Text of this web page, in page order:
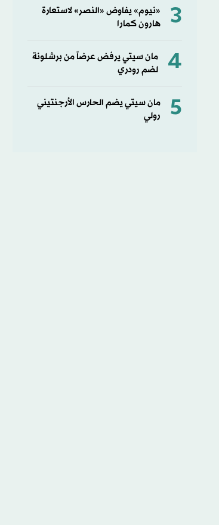
3
«نيوم» يفاوض «النصر» لاستعارة
هارون كمارا
4
مان سيتي يرفض عرضاً من برشلونة
لضم رودري
5
مان سيتي يضم الحارس الأرجنتيني
رولي